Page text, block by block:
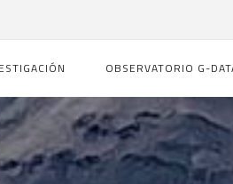
OBSERVATORIO G-